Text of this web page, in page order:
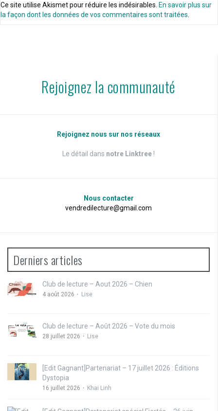
Ce site utilise Akismet pour réduire les indésirables. En savoir plus sur
la façon dont les données de vos commentaires sont traitées
Rejoignez la communauté
Rejoignez nous sur nos réseaux
Le détail dans notre Linktree !
Nous contacter
vendredilecture@gmail.com
Derniers articles
Club de lecture – Aout 2026 – Chien
4 août 2026 Lise
Club de lecture – Août 2026 – Vote du mois
28 juillet 2026 Lise
[Edit Gagnant]Partenariat – 17 juillet 2026 : Éditions
Dystopia
16 juillet 2026 Khai Linh